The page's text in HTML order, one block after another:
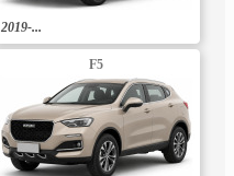
2019-...
F5